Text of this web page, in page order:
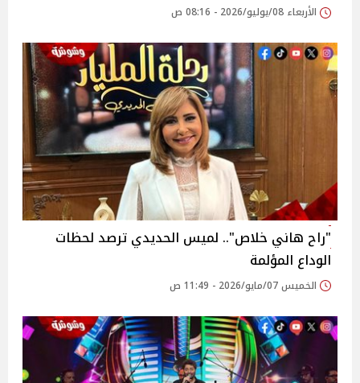
الأربعاء 08/يوليو/2026 - 08:16 ص
"راح هاني خلاص".. لميس الحديدي ترصد لحظات
الوداع المؤلمة
الخميس 07/مايو/2026 - 11:49 ص